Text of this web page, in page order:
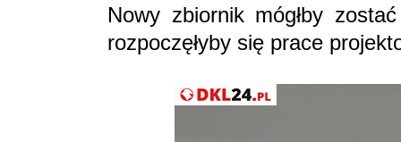
Nowy zbiornik mógłby
rozpoczęłyby się prace